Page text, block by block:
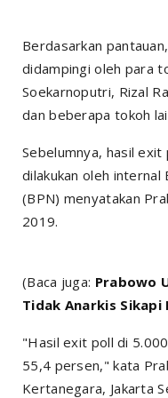
Berdasarkan
didampingi oleh para
Soekarnoputri, Rizal
dan beberapa tokoh
Sebelumnya, hasil
dilakukan oleh internal
(BPN) menyatakan
2019.
(Baca juga: Prabowo
Tidak Anarkis Sikapi
"Hasil exit poll di
55,4 persen," kata
Kertanegara, Jakarta